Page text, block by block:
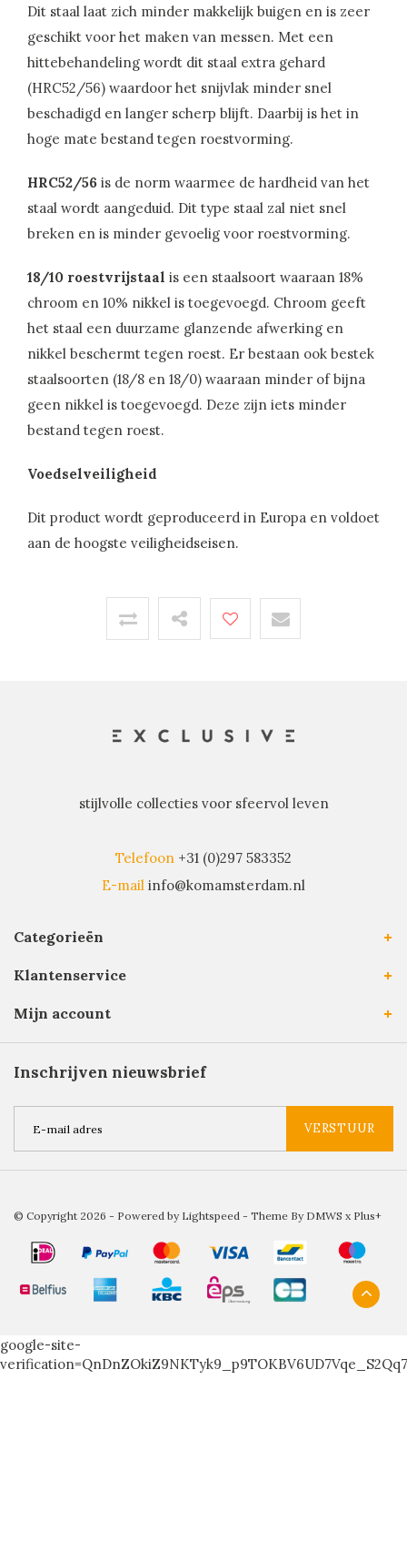
Dit staal laat zich minder makkelijk buigen en is zeer
geschikt voor het maken van messen. Met een
hittebehandeling wordt dit staal extra gehard
(HRC52/56) waardoor het snijvlak minder snel
beschadigd en langer scherp blijft. Daarbij is het in
hoge mate bestand tegen roestvorming.
HRC52/56 is de norm waarmee de hardheid van het
staal wordt aangeduid. Dit type staal zal niet snel
breken en is minder gevoelig voor roestvorming.
18/10 roestvrijstaal is een staalsoort waaraan 18%
chroom en 10% nikkel is toegevoegd. Chroom geeft
het staal een duurzame glanzende afwerking en
nikkel beschermt tegen roest. Er bestaan ook bestek
staalsoorten (18/8 en 18/0) waaraan minder of bijna
geen nikkel is toegevoegd. Deze zijn iets minder
bestand tegen roest.
Voedselveiligheid
Dit product wordt geproduceerd in Europa en voldoet
aan de hoogste veiligheidseisen.
stijlvolle collecties voor sfeervol leven
Telefoon +31 (0)297 583352
E-mail info@komamsterdam.nl
Categorieën
Klantenservice
Mijn account
Inschrijven nieuwsbrief
VERSTUUR
© Copyright 2026 - Powered by Lightspeed - Theme By DMWS x Plus+
google-site-